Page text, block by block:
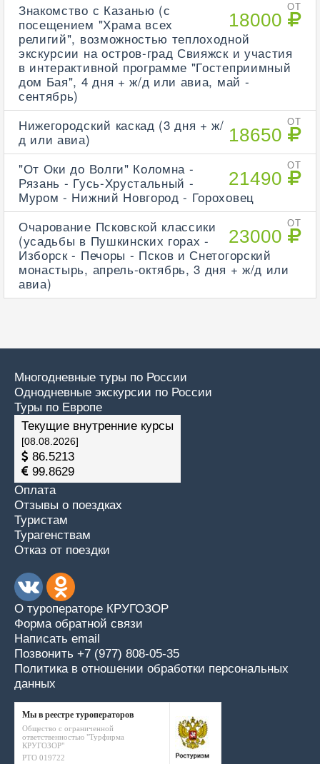
ОТ
18000
Знакомство с Казанью (с
посещением "Храма всех
религий", возможностью теплоходной
экскурсии на остров-град Свияжск и участия
в интерактивной программе "Гостеприимный
дом Бая", 4 дня + ж/д или авиа, май -
сентябрь)
ОТ
18650
Нижегородский каскад (3 дня + ж/
д или авиа)
ОТ
21490
"От Оки до Волги" Коломна -
Рязань - Гусь-Хрустальный -
Муром - Нижний Новгород - Гороховец
ОТ
23000
Очарование Псковской классики
(усадьбы в Пушкинских горах -
Изборск - Печоры - Псков и Снетогорский
монастырь, апрель-октябрь, 3 дня + ж/д или
авиа)
Многодневные туры по России
Однодневные экскурсии по России
Туры по Европе
Текущие внутренние курсы
[08.08.2026]
86.5213
99.8629
Оплата
Отзывы о поездках
Туристам
Турагенствам
Отказ от поездки
О туроператоре КРУГОЗОР
Форма обратной связи
Написать email
Позвонить +7 (977) 808-05-35
Политика в отношении обработки персональных
данных
Мы в реестре туроператоров
Общество с ограниченной
ответственностью "Турфирма
КРУГОЗОР"
РТО 019722